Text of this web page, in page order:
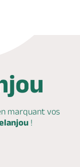
marquantvos
!